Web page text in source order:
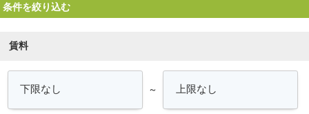
条件を絞り込む
賃料
～